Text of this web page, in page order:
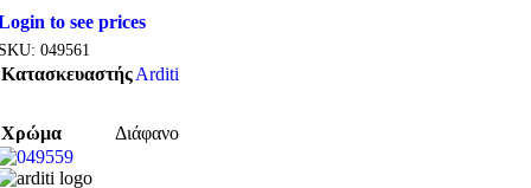
to see prices
049561
ΚατασκευαστήςArditi
Χρώμα Διάφανο